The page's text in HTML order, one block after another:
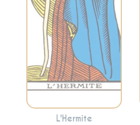
souvent à se retirer
temporairement
pour trouver des
réponses à
l’intérieur.
L'Hermite